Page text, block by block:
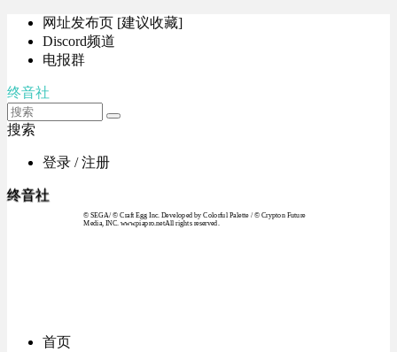
网址发布页 [建议收藏]
Discord频道
电报群
终音社
搜索
登录 / 注册
终音社
© SEGA / © Craft Egg Inc. Developed by Colorful Palette / © Crypton Future
Media, INC. www.piapro.netAll rights reserved.
首页